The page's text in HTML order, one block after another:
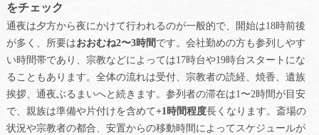
をチェック
通夜は夕方から夜にかけて行われるのが一般的で、開始は18時前後
が多く、所要はおおむね2〜3時間 です。会社勤めの方も参列しやす
い時間帯であり、宗教などによっては17時台や19時台スタートにな
ることもあります。全体の流れは受付、宗教者の読経、焼香、遺族
挨拶、通夜ぶるまいへと続きます。参列者の滞在は1〜2時間が目安
で、親族は準備や片付けを含めて+1時間程度長くなります。斎場の
状況や宗教者の都合、安置からの移動時間によってスケジュールが